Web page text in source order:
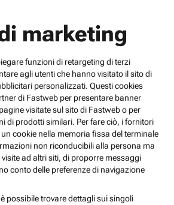
marketing
funzioni di retargeting di terzi
agli utenti che hanno visitato il sito di
personalizzati. Questi cookies
di Fastweb per presentare banner
visitate sul sito di Fastweb o per
di prodotti similari. Per fare ciò, i fornitori
cookie nella memoria fissa del terminale
non riconducibili alla persona ma
ad altri siti, di proporre messaggi
conto delle preferenze di navigazione
possibile trovare dettagli sui singoli